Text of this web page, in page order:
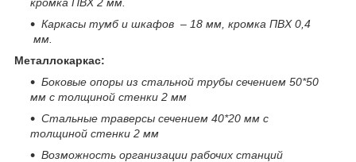
Каркасы тумб и шкафов – 18 мм, кромка ПВХ 0,4
мм.
Металлокаркас:
Боковые опоры из стальной трубы сечением 50*50
мм с толщиной стенки 2 мм
Стальные траверсы сечением 40*20 мм с
толщиной стенки 2 мм
Возможность организации рабочих станций